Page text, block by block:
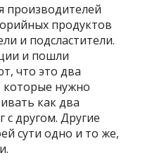
производителей
продуктов
и подсластители.
и пошли
что это два
которые нужно
как два
с другом. Другие
сути одно и то же,